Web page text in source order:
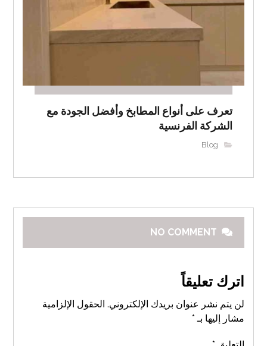
تعرف على أنواع المطابخ وأفضل الجودة مع
الشركة الفرنسية
Blog
NO COMMENT
اترك تعليقاً
لن يتم نشر عنوان بريدك الإلكتروني. الحقول الإلزامية
مشار إليها بـ *